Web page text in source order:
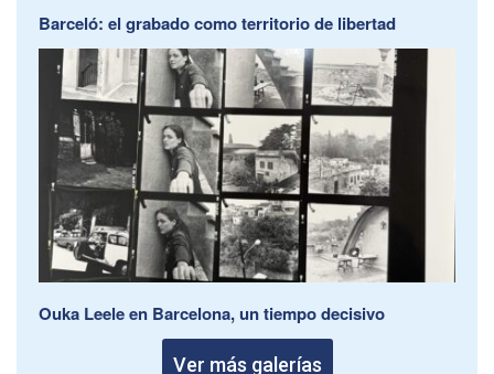
Barceló: el grabado como territorio de libertad
Ouka Leele en Barcelona, un tiempo decisivo
Ver más galerías